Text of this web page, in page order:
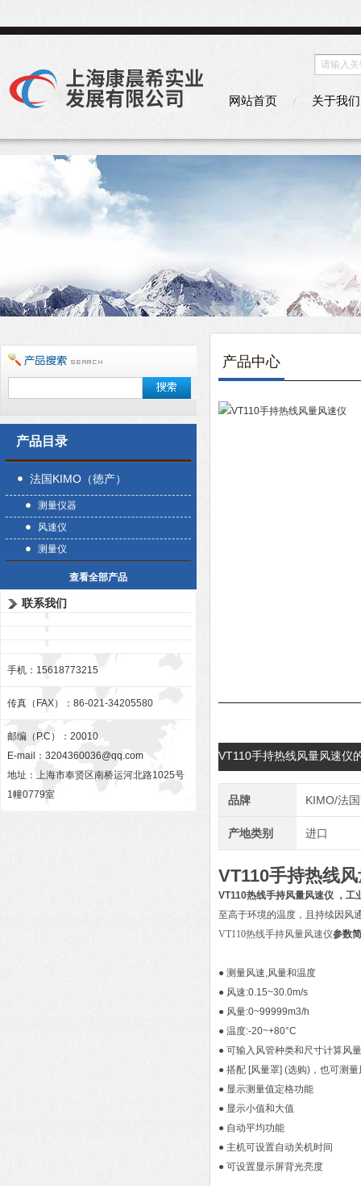
网站首页 关于我们
产品目录
法国KIMO（徳产）
测量仪器
风速仪
测量仪
查看全部产品
联系我们
手机：15618773215
传真（FAX）：86-021-34205580
邮编（P.C）：20010
E-mail： 3204360036@qq.com
地址：上海市奉贤区南桥运河北路1025号
1幢0779室
产品中心
VT110手持热线风量风速仪
品牌 KIMO/法
产地类别 进口
VT110手持热线
VT110热线手持风量风速仪 ，工
至高于环境的温度，且持续因风
VT110热线手持风量风速仪参数
● 测量风速,风量和温度
● 风速:0.15~30.0m/s
● 风量:0~99999m3/h
● 温度:-20~+80°C
● 可输入风管种类和尺寸计算风量
● 搭配 [风量罩] (选购)，也可测量
● 显示测量值定格功能
● 显示小值和大值
● 自动平均功能
● 主机可设置自动关机时间
● 可设置显示屏背光亮度